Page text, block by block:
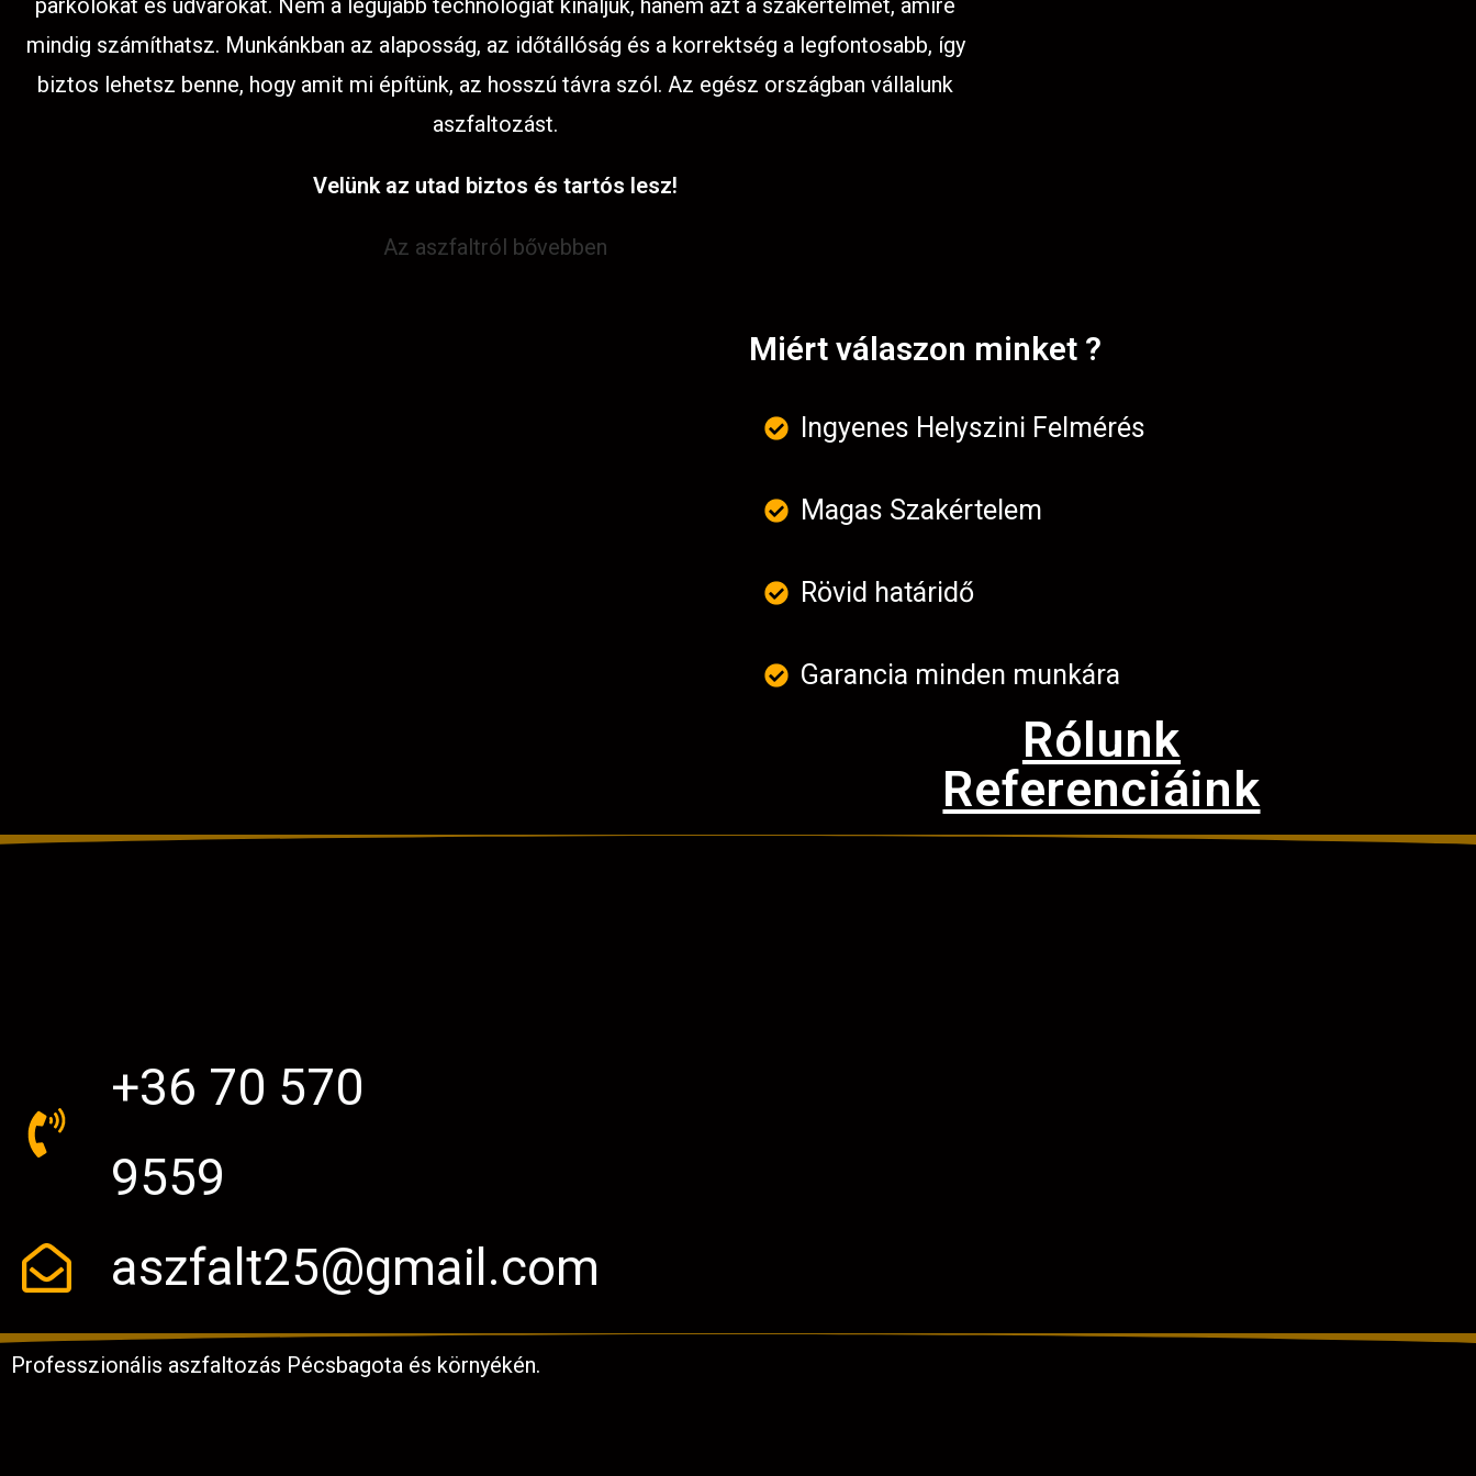
parkolókat és udvarokat. Nem a legújabb technológiát kínáljuk, hanem azt a szakértelmet, amire
mindig számíthatsz. Munkánkban az alaposság, az időtállóság és a korrektség a legfontosabb, így
biztos lehetsz benne, hogy amit mi építünk, az hosszú távra szól. Az egész országban vállalunk
aszfaltozást.
Velünk az utad biztos és tartós lesz!
Az aszfaltról bővebben
Miért válaszon minket ?
Ingyenes Helyszini Felmérés
Magas Szakértelem
Rövid határidő
Garancia minden munkára
Rólunk
Referenciáink
+36 70 570
9559
aszfalt25@gmail.com
Professzionális aszfaltozás Pécsbagota és környékén.